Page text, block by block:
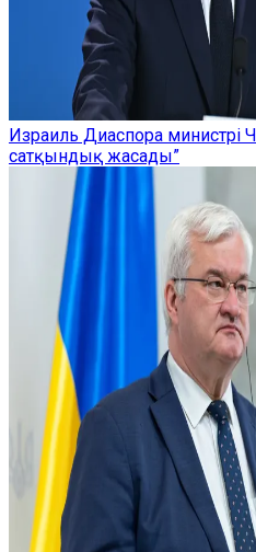
Израиль Диаспора министрі
сатқындық жасады”